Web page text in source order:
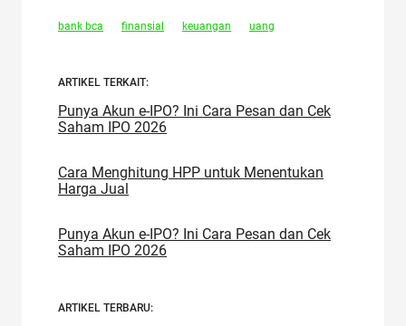
bank bca finansial keuangan uang
ARTIKEL TERKAIT:
Punya Akun e-IPO? Ini Cara Pesan dan Cek
Saham IPO 2026
Cara Menghitung HPP untuk Menentukan
Harga Jual
Punya Akun e-IPO? Ini Cara Pesan dan Cek
Saham IPO 2026
ARTIKEL TERBARU: